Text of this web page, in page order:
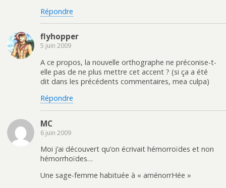
Répondre
flyhopper
5 juin 2009
A ce propos, la nouvelle orthographe ne préconise-t-
elle pas de ne plus mettre cet accent ? (si ça a été
dit dans les précédents commentaires, mea culpa)
Répondre
MC
6 juin 2009
Moi j’ai découvert qu’on écrivait hémorroïdes et non
hémorrhoïdes…
Une sage-femme habituée à « aménorrHée »